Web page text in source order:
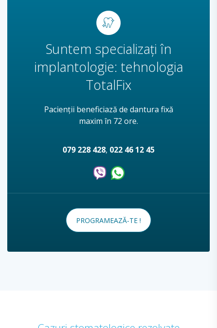
Suntem specializați în
implantologie: tehnologia
TotalFix
Pacienții beneficiază de dantura fixă
maxim în 72 ore.
079 228 428, 022 46 12 45
PROGRAMEAZĂ-TE !